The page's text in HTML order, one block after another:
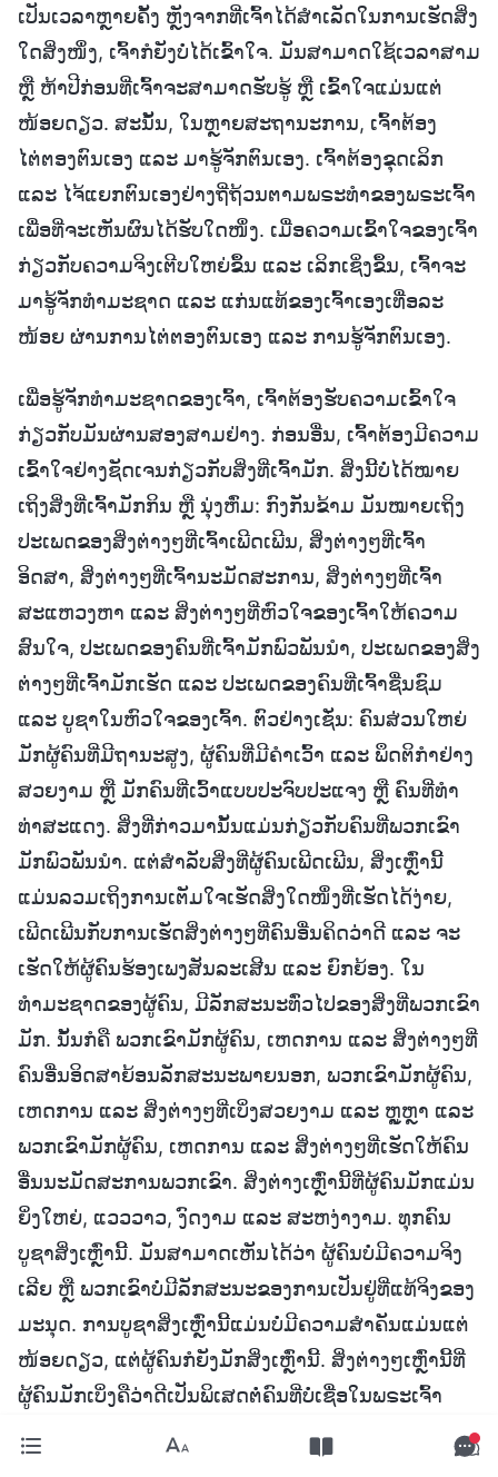
ເປັນເວລາຫຼາຍຄັ້ງ ຫຼັງຈາກທີ່ເຈົ້າໄດ້ສຳເລັດໃນການເຮັດສິ່ງ
ໃດສິ່ງໜຶ່ງ, ເຈົ້າກໍຍັງບໍ່ໄດ້ເຂົ້າໃຈ. ມັນສາມາດໃຊ້ເວລາສາມ
ຫຼື ຫ້າປີກ່ອນທີ່ເຈົ້າຈະສາມາດຮັບຮູ້ ຫຼື ເຂົ້າໃຈແມ່ນແຕ່
ໜ້ອຍດຽວ. ສະນັ້ນ, ໃນຫຼາຍສະຖານະການ, ເຈົ້າຕ້ອງ
ໄຕ່ຕອງຕົນເອງ ແລະ ມາຮູ້ຈັກຕົນເອງ. ເຈົ້າຕ້ອງຂຸດເລິກ
ແລະ ໄຈ້ແຍກຕົນເອງຢ່າງຖີ່ຖ້ວນຕາມພຣະທຳຂອງພຣະເຈົ້າ
ເພື່ອທີ່ຈະເຫັນຜົນໄດ້ຮັບໃດໜຶ່ງ. ເມື່ອຄວາມເຂົ້າໃຈຂອງເຈົ້າ
ກ່ຽວກັບຄວາມຈິງເຕີບໃຫຍ່ຂຶ້ນ ແລະ ເລິກເຊິ່ງຂຶ້ນ, ເຈົ້າຈະ
ມາຮູ້ຈັກທຳມະຊາດ ແລະ ແກ່ນແທ້ຂອງເຈົ້າເອງເທື່ອລະ
ໜ້ອຍ ຜ່ານການໄຕ່ຕອງຕົນເອງ ແລະ ການຮູ້ຈັກຕົນເອງ.
ເພື່ອຮູ້ຈັກທຳມະຊາດຂອງເຈົ້າ, ເຈົ້າຕ້ອງຮັບຄວາມເຂົ້າໃຈ
ກ່ຽວກັບມັນຜ່ານສອງສາມຢ່າງ. ກ່ອນອື່ນ, ເຈົ້າຕ້ອງມີຄວາມ
ເຂົ້າໃຈຢ່າງຊັດເຈນກ່ຽວກັບສິ່ງທີ່ເຈົ້າມັກ. ສິ່ງນີ້ບໍ່ໄດ້ໝາຍ
ເຖິງສິ່ງທີ່ເຈົ້າມັກກິນ ຫຼື ນຸ່ງຫົ່ມ: ກົງກັນຂ້າມ ມັນໝາຍເຖິງ
ປະເພດຂອງສິ່ງຕ່າງໆທີ່ເຈົ້າເພີດເພີນ, ສິ່ງຕ່າງໆທີ່ເຈົ້າ
ອິດສາ, ສິ່ງຕ່າງໆທີ່ເຈົ້ານະມັດສະການ, ສິ່ງຕ່າງໆທີ່ເຈົ້າ
ສະແຫວງຫາ ແລະ ສິ່ງຕ່າງໆທີ່ຫົວໃຈຂອງເຈົ້າໃຫ້ຄວາມ
ສົນໃຈ, ປະເພດຂອງຄົນທີ່ເຈົ້າມັກພົວພັນນໍາ, ປະເພດຂອງສິ່ງ
ຕ່າງໆທີ່ເຈົ້າມັກເຮັດ ແລະ ປະເພດຂອງຄົນທີ່ເຈົ້າຊື່ນຊົມ
ແລະ ບູຊາໃນຫົວໃຈຂອງເຈົ້າ. ຕົວຢ່າງເຊັ່ນ: ຄົນສ່ວນໃຫຍ່
ມັກຜູ້ຄົນທີ່ມີຖານະສູງ, ຜູ້ຄົນທີ່ມີຄຳເວົ້າ ແລະ ພຶດຕິກຳຢ່າງ
ສວຍງາມ ຫຼື ມັກຄົນທີ່ເວົ້າແບບປະຈົບປະແຈງ ຫຼື ຄົນທີ່ທໍາ
ທ່າສະແດງ. ສິ່ງທີ່ກ່າວມານັ້ນແມ່ນກ່ຽວກັບຄົນທີ່ພວກເຂົາ
ມັກພົວພັນນໍາ. ແຕ່ສຳລັບສິ່ງທີ່ຜູ້ຄົນເພີດເພີນ, ສິ່ງເຫຼົ່ານີ້
ແມ່ນລວມເຖິງການເຕັມໃຈເຮັດສິ່ງໃດໜຶ່ງທີ່ເຮັດໄດ້ງ່າຍ,
ເພີດເພີນກັບການເຮັດສິ່ງຕ່າງໆທີ່ຄົນອື່ນຄິດວ່າດີ ແລະ ຈະ
ເຮັດໃຫ້ຜູ້ຄົນຮ້ອງເພງສັນລະເສີນ ແລະ ຍົກຍ້ອງ. ໃນ
ທຳມະຊາດຂອງຜູ້ຄົນ, ມີລັກສະນະທົ່ວໄປຂອງສິ່ງທີ່ພວກເຂົາ
ມັກ. ນັ້ນກໍຄື ພວກເຂົາມັກຜູ້ຄົນ, ເຫດການ ແລະ ສິ່ງຕ່າງໆທີ່
ຄົນອື່ນອິດສາຍ້ອນລັກສະນະພາຍນອກ, ພວກເຂົາມັກຜູ້ຄົນ,
ເຫດການ ແລະ ສິ່ງຕ່າງໆທີ່ເບິ່ງສວຍງາມ ແລະ ຫຼູຫຼາ ແລະ
ພວກເຂົາມັກຜູ້ຄົນ, ເຫດການ ແລະ ສິ່ງຕ່າງໆທີ່ເຮັດໃຫ້ຄົນ
ອື່ນນະມັດສະການພວກເຂົາ. ສິ່ງຕ່າງເຫຼົ່ານີ້ທີ່ຜູ້ຄົນມັກແມ່ນ
ຍິ່ງໃຫຍ່, ແວວວາວ, ງົດງາມ ແລະ ສະຫງ່າງາມ. ທຸກຄົນ
ບູຊາສິ່ງເຫຼົ່ານີ້. ມັນສາມາດເຫັນໄດ້ວ່າ ຜູ້ຄົນບໍ່ມີຄວາມຈິງ
ເລີຍ ຫຼື ພວກເຂົາບໍ່ມີລັກສະນະຂອງການເປັນຢູ່ທີ່ແທ້ຈິງຂອງ
ມະນຸດ. ການບູຊາສິ່ງເຫຼົ່ານີ້ແມ່ນບໍ່ມີຄວາມສຳຄັນແມ່ນແຕ່
ໜ້ອຍດຽວ, ແຕ່ຜູ້ຄົນກໍຍັງມັກສິ່ງເຫຼົ່ານີ້. ສິ່ງຕ່າງໆເຫຼົ່ານີ້ທີ່
ຜູ້ຄົນມັກເບິ່ງຄືວ່າດີເປັນພິເສດຕໍ່ຄົນທີ່ບໍ່ເຊື່ອໃນພຣະເຈົ້າ